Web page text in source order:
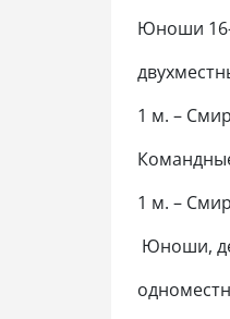
Юноши
1 м. –
1 м. –
Юноши,